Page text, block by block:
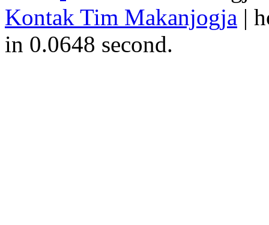
Kontak Tim Makanjogja |
in 0.0648 second.